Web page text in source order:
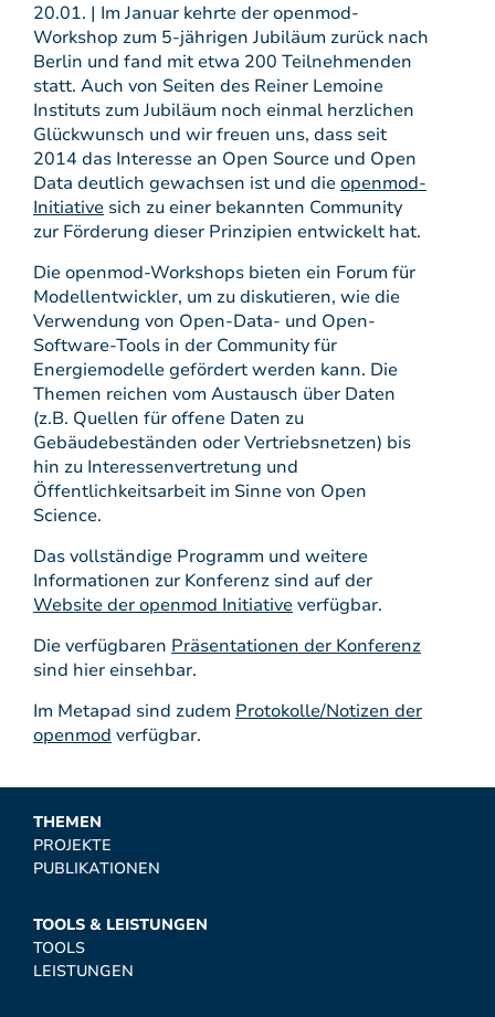
20.01. | Im Januar kehrte der openmod-
Workshop zum 5-jährigen Jubiläum zurück nach
Berlin und fand mit etwa 200 Teilnehmenden
statt. Auch von Seiten des Reiner Lemoine
Instituts zum Jubiläum noch einmal herzlichen
Glückwunsch und wir freuen uns, dass seit
2014 das Interesse an Open Source und Open
Data deutlich gewachsen ist und dieopenmod-
Initiative sich zu einer bekannten Community
zur Förderung dieser Prinzipien entwickelt hat.
Die openmod-Workshops bieten ein Forum für
Modellentwickler, um zu diskutieren, wie die
Verwendung von Open-Data- und Open-
Software-Tools in der Community für
Energiemodelle gefördert werden kann. Die
Themen reichen vom Austausch über Daten
(z.B. Quellen für offene Daten zu
Gebäudebeständen oder Vertriebsnetzen) bis
hin zu Interessenvertretung und
Öffentlichkeitsarbeit im Sinne von Open
Science.
Das vollständige Programm und weitere
Informationen zur Konferenz sind auf der
Website der openmod Initiativeverfügbar.
Die verfügbaren Präsentationen der Konferenz
sind hier einsehbar.
Im Metapad sind zudem Protokolle/Notizen der
openmod verfügbar.
THEMEN
PROJEKTE
PUBLIKATIONEN
TOOLS & LEISTUNGEN
TOOLS
LEISTUNGEN